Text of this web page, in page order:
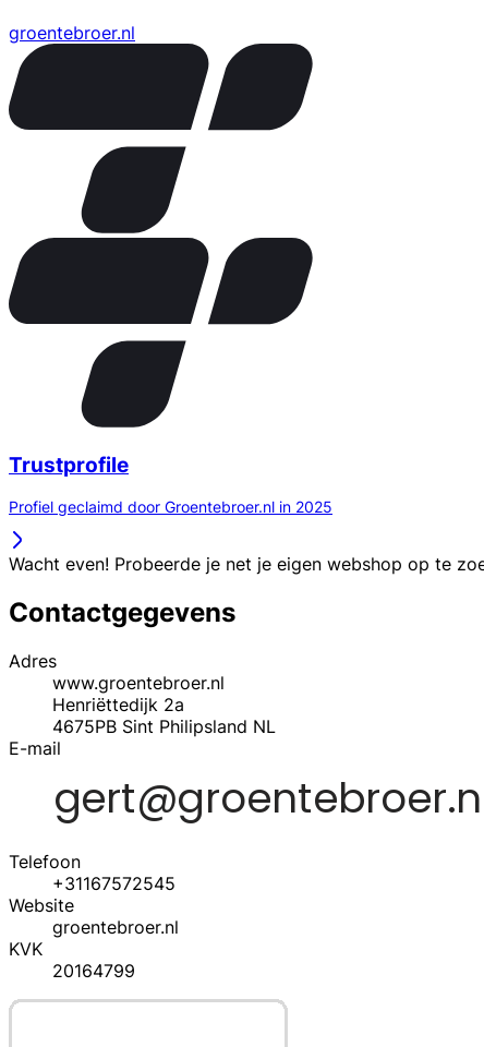
groentebroer.nl
Trustprofile
Profiel geclaimd door Groentebroer.nl in 2025
Wacht even! Probeerde je net je eigen webshop op te
Contactgegevens
Adres
www.groentebroer.nl
Henriëttedijk 2a
4675PB Sint Philipsland NL
E-mail
Telefoon
+31167572545
Website
groentebroer.nl
KVK
20164799